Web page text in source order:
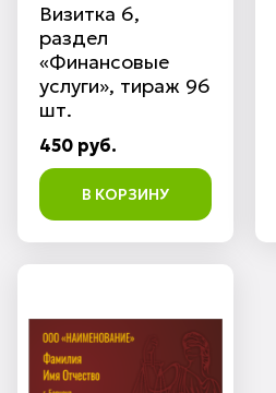
Визитка 6,
раздел
«Финансовые
услуги», тираж 96
шт.
450 руб.
В КОРЗИНУ